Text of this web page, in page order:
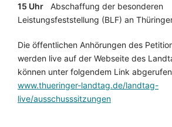
15 Uhr Abschaffung der besonderen
Leistungsfeststellung (BLF) an
Die öffentlichen Anhörungen des
werden live auf der Webseite des
können unter folgendem Link
www.thueringer-landtag.de/landtag-
live/ausschusssitzungen